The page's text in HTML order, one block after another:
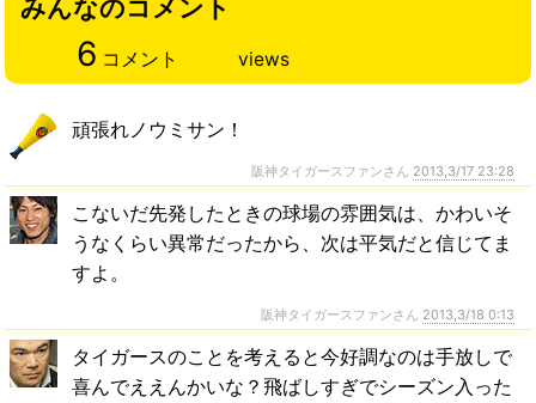
みんなのコメント
6 コメント views
頑張れノウミサン！
阪神タイガースファンさん 2013,3/17 23:28
こないだ先発したときの球場の雰囲気は、かわいそ
うなくらい異常だったから、次は平気だと信じてま
すよ。
阪神タイガースファンさん 2013,3/18 0:13
タイガースのことを考えると今好調なのは手放しで
喜んでええんかいな？飛ばしすぎでシーズン入った